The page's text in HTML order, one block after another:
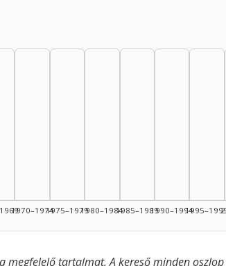
1970–19741975–19791980–19841985–19891990–1994
megfelelő tartalmat. A kereső minden